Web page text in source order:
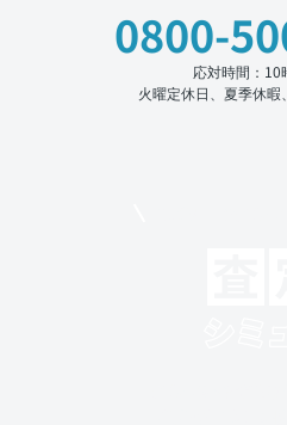
0800-
応対時間：10
火曜定休日、夏季休暇